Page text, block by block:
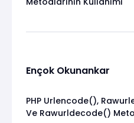
Ençok Okunankar
PHP Urlencode(),
Ve Rawurldecode()